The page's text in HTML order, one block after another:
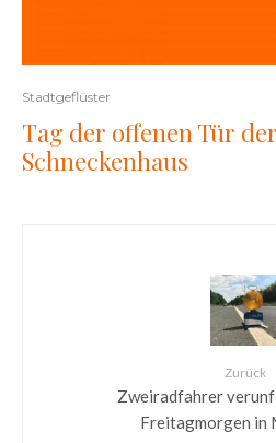
Stadtgeflüster
Tag der offenen Tür
Schneckenhaus
Zurück
Zweiradfahrer
Freitagmorgen in